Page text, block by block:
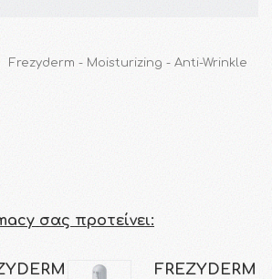
Frezyderm - Moisturizing - Anti-Wrinkle
σας προτείνει:
FREZYDERM